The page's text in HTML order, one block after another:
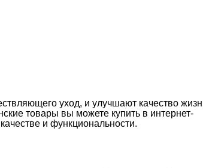
уход, и улучшают качество
товары вы можете купить в интернет-
и функциональности.